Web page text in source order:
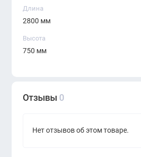
Длина
2800 мм
Высота
750 мм
Отзывы 0
Нет отзывов об этом товаре.